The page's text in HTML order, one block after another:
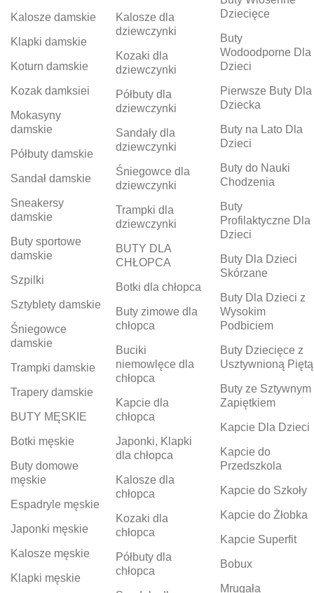
Kalosze damskie
Klapki damskie
Koturn damskie
Kozak damksiei
Mokasyny
damskie
Półbuty damskie
Sandał damskie
Sneakersy
damskie
Buty sportowe
damskie
Szpilki
Sztyblety damskie
Śniegowce
damskie
Trampki damskie
Trapery damskie
BUTY MĘSKIE
Botki męskie
Buty domowe
męskie
Espadryle męskie
Japonki męskie
Kalosze męskie
Klapki męskie
Kalosze dla
dziewczynki
Kozaki dla
dziewczynki
Półbuty dla
dziewczynki
Sandały dla
dziewczynki
Śniegowce dla
dziewczynki
Trampki dla
dziewczynki
BUTY DLA
CHŁOPCA
Botki dla chłopca
Buty zimowe dla
chłopca
Buciki
niemowlęce dla
chłopca
Kapcie dla
chłopca
Japonki, Klapki
dla chłopca
Kalosze dla
chłopca
Kozaki dla
chłopca
Półbuty dla
chłopca
Dziecięce
Buty
Wodoodporne Dla
Dzieci
Pierwsze Buty Dla
Dziecka
Buty na Lato Dla
Dzieci
Buty do Nauki
Chodzenia
Buty
Profilaktyczne Dla
Dzieci
Buty Dla Dzieci
Skórzane
Buty Dla Dzieci z
Wysokim
Podbiciem
Buty Dziecięce z
Usztywnioną Piętą
Buty ze Sztywnym
Zapiętkiem
Kapcie Dla Dzieci
Kapcie do
Przedszkola
Kapcie do Szkoły
Kapcie do Żłobka
Kapcie Superfit
Bobux
Mrugała